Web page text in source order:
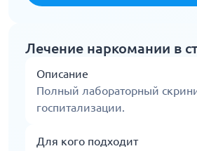
Лечение наркомании в
Описание
Полный лабораторный
госпитализации.
Для кого подходит